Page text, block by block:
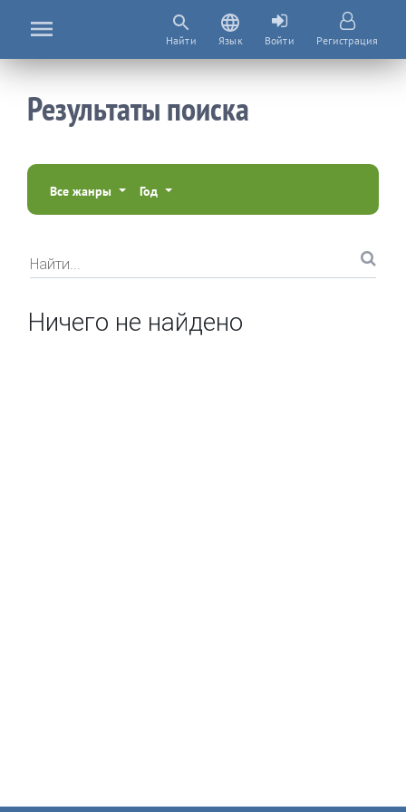
Найти Язык Войти Регистрация
Результаты поиска
Все жанры Год
Найти...
Ничего не найдено